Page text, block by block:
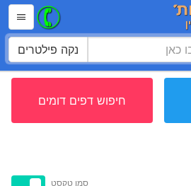
נקה פילטרים
חיפוש דפים דומים
סמן טקסט